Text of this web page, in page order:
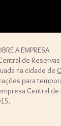
A EMPRESA
de
na cidade de
para
Central